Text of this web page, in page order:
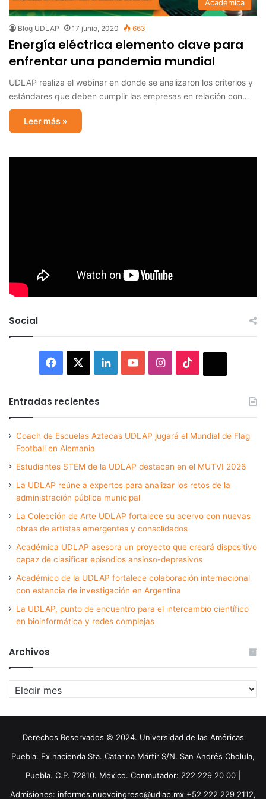
Académica
Blog UDLAP 17 junio, 2020 663
Energía eléctrica elemento clave para
enfrentar una pandemia mundial
UDLAP realiza el webinar en donde se analizaron los criterios y
estándares que deben cumplir las empresas en relación con…
Leer más »
Social
Facebook LinkedInYouTubeInstagram
Entradas recientes
Coach de Escuelas Aztecas UDLAP jugará el Mundial de Flag
Football en Alemania
Estudiantes STEM de la UDLAP destacan en el MUTVI 2026
La UDLAP reúne a expertos para analizar los retos de la
administración pública municipal
La Colección de Arte UDLAP fortalece su acervo con nuevas
obras de artistas emergentes y consolidados
Académica UDLAP asesora un proyecto que creará dispositivo
capaz de clasificar episodios ansioso-depresivos
Académico de la UDLAP fortalece colaboración internacional
con estancia de investigación en Argentina
La UDLAP, punto de encuentro para el intercambio científico
en bioinformática y redes complejas
Archivos
Archivos
Derechos Reservados © 2024. Universidad de las Américas
Puebla. Ex hacienda Sta. Catarina Mártir S/N. San Andrés Cholula,
Puebla. C.P. 72810. México. Conmutador: 222 229 20 00 |
Admisiones: informes.nuevoingreso@udlap.mx +52 222 229 2112,